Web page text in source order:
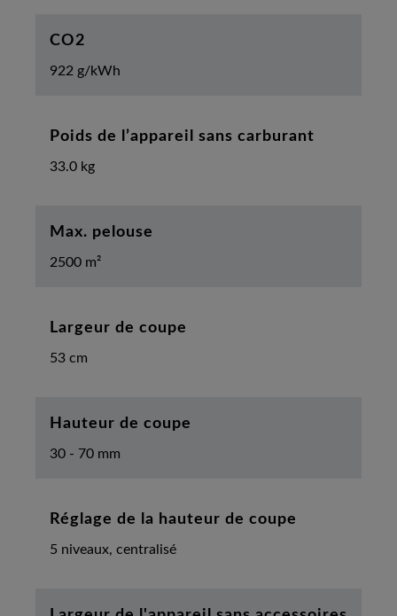
CO2
922 g/kWh
Poids de l’appareil sans carburant
33.0 kg
Max. pelouse
2500 m²
Largeur de coupe
53 cm
Hauteur de coupe
30 - 70 mm
Réglage de la hauteur de coupe
5 niveaux, centralisé